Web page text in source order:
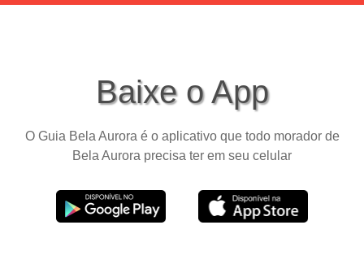
Baixe o App
O Guia Bela Aurora é o aplicativo que todo morador de
Bela Aurora precisa ter em seu celular